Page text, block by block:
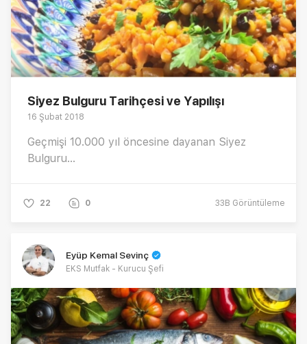
Siyez Bulguru Tarihçesi ve Yapılışı
16 Şubat 2018
Geçmişi 10.000 yıl öncesine dayanan Siyez
Bulguru...
22 0 33B Görüntüleme
Eyüp Kemal Sevinç
EKS Mutfak - Kurucu Şefi